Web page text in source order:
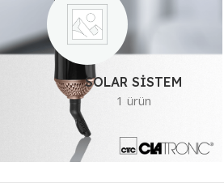
SOLAR SISTEM
1 ürün